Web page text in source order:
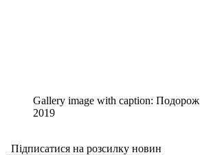
Gallery image with caption: Подорож
2019
Підписатися на розсилку новин